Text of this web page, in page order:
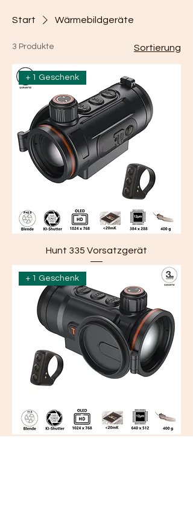
Start Wärmebildgeräte
3 Produkte Sortierung
+ 1 Geschenk
Hunt 335 Vorsatzgerät
+ 1 Geschenk